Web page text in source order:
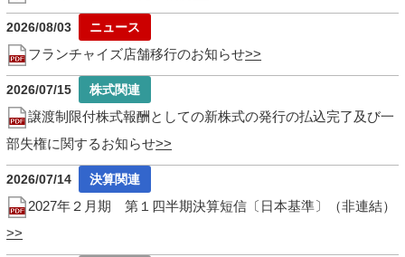
2026/08/03
フランチャイズ店舗移行のお知らせ
2026/07/15
譲渡制限付株式報酬としての新株式の発行の払込完了及び一
部失権に関するお知らせ
2026/07/14
2027年２月期 第１四半期決算短信〔日本基準〕（非連結）